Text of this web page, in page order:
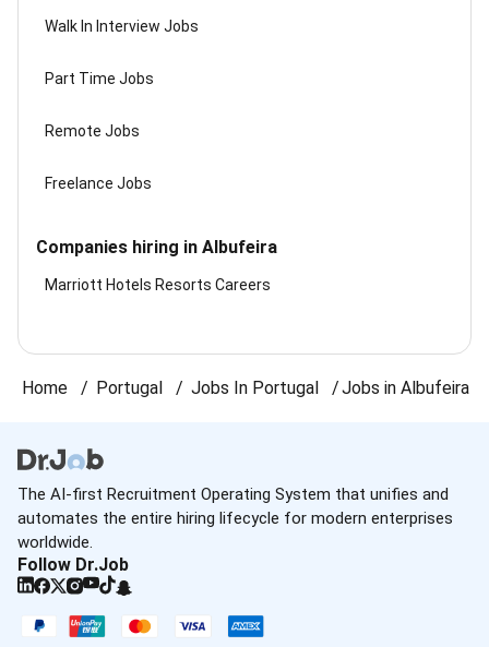
Walk In Interview Jobs
Part Time Jobs
Remote Jobs
Freelance Jobs
Companies hiring in Albufeira
Marriott Hotels Resorts Careers
Home Portugal Jobs In Portugal Jobs in Albufeira
The AI-first Recruitment Operating System that unifies and
automates the entire hiring lifecycle for modern enterprises
worldwide.
Follow Dr.Job